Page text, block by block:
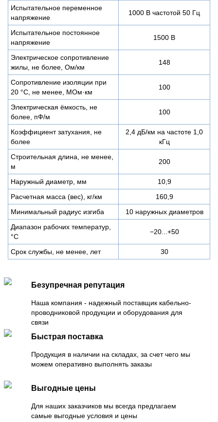
Испытательное переменное
напряжение
1000 В частотой 50 Гц
Испытательное постоянное
напряжение
1500 В
Электрическое сопротивление
жилы, не более, Ом/км
148
Сопротивление изоляции при
20 °С, не менее, МОм·км
100
Электрическая ёмкость, не
более, пФ/м
100
Коэффициент затухания, не
более
2,4 дБ/км на частоте 1,0
кГц
Строительная длина, не менее,
м
200
Наружный диаметр, мм
10,9
Расчетная масса (вес), кг/км
160,9
Минимальный радиус изгиба
10 наружных диаметров
Диапазон рабочих температур,
°C
−20...+50
Срок службы, не менее, лет 30
Безупречная репутация
Наша компания - надежный поставщик кабельно-
проводниковой продукции и оборудования для
связи
Быстрая поставка
Продукция в наличии на складах, за счет чего мы
можем оперативно выполнять заказы
Выгодные цены
Для наших заказчиков мы всегда предлагаем
самые выгодные условия и цены